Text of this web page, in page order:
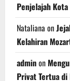
Penjelajah
Nataliana on
Kelahiran
adminon
Privat Tertua